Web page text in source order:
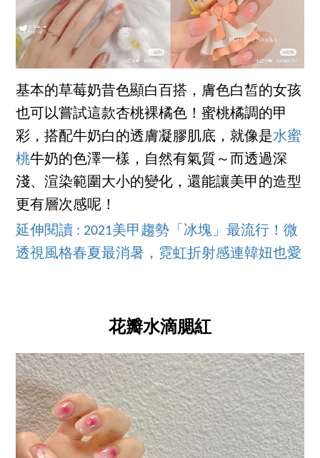
基本的草莓奶昔色顯白百搭，膚色白皙的女孩
也可以嘗試這款杏桃裸橘色！蜜桃橘調的甲
彩，搭配牛奶白的透膚凝膠肌底，就像是水蜜
桃牛奶的色澤一樣，自然有氣質～而透過深
淺、渲染範圍大小的變化，還能讓美甲的造型
更有層次感呢！
延伸閱讀 : 2021美甲趨勢「冰塊」最流行！微
透視風格春夏最消暑，霓虹折射感連韓妞也愛
花瓣水滴腮紅